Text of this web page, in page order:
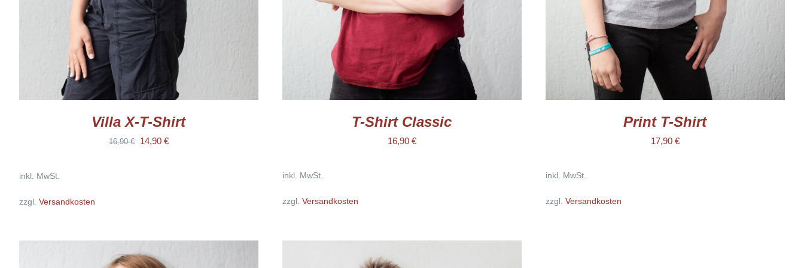
KÖNNEN
PRODUKTSEITE
GEWÄHLT
WERDEN
Villa X-T-Shirt
16,90€
Ursprünglicher
14,90 €Aktueller
inkl. MwSt.
zzgl. Versandkosten
KÖNNEN
AUF
DER
PRODUKTSEITE
GEWÄHLT
WERDEN
T-Shirt Classic
16,90 €
inkl. MwSt.
zzgl. Versandkosten
KÖNNEN
AUF
DER
PRODUKTSEITE
GEWÄHLT
WERDEN
Print T-Shirt
17,90 €
inkl. MwSt.
zzgl. Versandkosten